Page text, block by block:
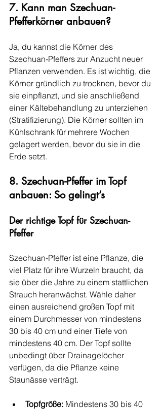
7. Kann man Szechuan-
Pfefferkörner anbauen?
Ja, du kannst die Körner des
Szechuan-Pfeffers zur Anzucht neuer
Pflanzen verwenden. Es ist wichtig, die
Körner gründlich zu trocknen, bevor du
sie einpflanzt, und sie anschließend
einer Kältebehandlung zu unterziehen
(Stratifizierung). Die Körner sollten im
Kühlschrank für mehrere Wochen
gelagert werden, bevor du sie in die
Erde setzt.
8. Szechuan-Pfeffer im Topf
anbauen: So gelingt’s
Der richtige Topf für Szechuan-
Pfeffer
Szechuan-Pfeffer ist eine Pflanze, die
viel Platz für ihre Wurzeln braucht, da
sie über die Jahre zu einem stattlichen
Strauch heranwächst. Wähle daher
einen ausreichend großen Topf mit
einem Durchmesser von mindestens
30 bis 40 cm und einer Tiefe von
mindestens 40 cm. Der Topf sollte
unbedingt über Drainagelöcher
verfügen, da die Pflanze keine
Staunässe verträgt.
Topfgröße: Mindestens 30 bis 40